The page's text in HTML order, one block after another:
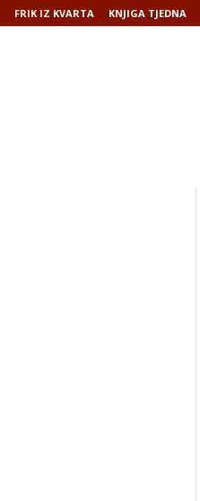
FRIK IZ KVARTA KNJIGA TJEDNA